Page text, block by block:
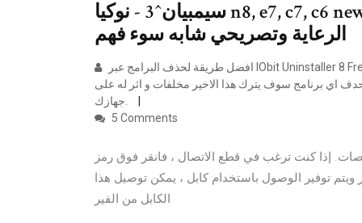
سيمبيان^3 - نوكيا n8, e7, c7, c6 new لسلهام يوضح: ميزانيتنا ضعف عقد
الرعاية وتصريحي شابه سوء فهم
اي برنامج سوف يترك هذا الاخير مخلفات و اثر له على
5 Comments
إذا كنت ترغب في قطع الاتصال ، فانقر فوق رمز
ويتم توفير الوصول باستخدام كابل ، يمكن توصيل هذا
الكابل من الفير